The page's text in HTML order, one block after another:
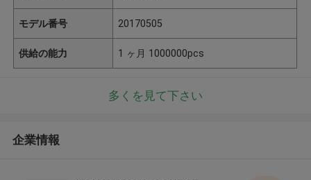
モデル番号 20170505
供給の能力 1 ヶ月 1000000pcs
多くを見て下さい
企業情報